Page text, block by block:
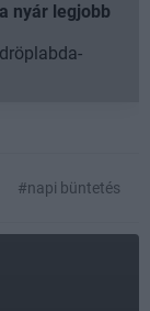
nyár legjobb
#napi büntetés